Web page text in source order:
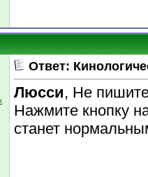
Ответ:
Люсси, Не
Нажмите кнопку
станет